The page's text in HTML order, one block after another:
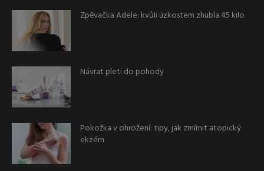
Zpěvačka Adele: kvůli úzkostem zhubla 45 kilo
Návrat pleti do pohody
Pokožka v ohrožení: tipy, jak zmírnit atopický
ekzém